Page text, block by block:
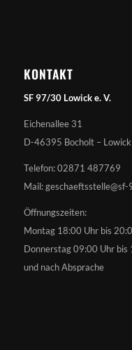
KONTAKT
SF 97/30 Lowick e. V.
Eichenallee 31
D-46395 Bocholt – Lowick
Telefon: 02871 487769
Mail:
Öffnungszeiten:
Montag 18:00 Uhr bis
Donnerstag 09:00 Uhr bis
und nach Absprache